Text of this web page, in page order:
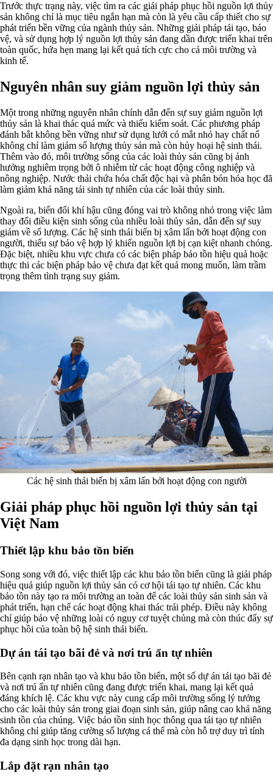
Trước thực trạng này, việc tìm ra các giải pháp phục hồi nguồn lợi thủy
sản không chỉ là mục tiêu ngắn hạn mà còn là yêu cầu cấp thiết cho sự
phát triển bền vững của ngành thủy sản. Những giải pháp tái tạo, bảo
vệ, và sử dụng hợp lý nguồn lợi thủy sản đang dần được triển khai trên
toàn quốc, hứa hẹn mang lại kết quả tích cực cho cả môi trường và
kinh tế.
Nguyên nhân suy giảm nguồn lợi thủy sản
Một trong những nguyên nhân chính dẫn đến sự suy giảm nguồn lợi
thủy sản là khai thác quá mức và thiếu kiểm soát. Các phương pháp
đánh bắt không bền vững như sử dụng lưới có mắt nhỏ hay chất nổ
không chỉ làm giảm số lượng thủy sản mà còn hủy hoại hệ sinh thái.
Thêm vào đó, môi trường sống của các loài thủy sản cũng bị ảnh
hưởng nghiêm trọng bởi ô nhiễm từ các hoạt động công nghiệp và
nông nghiệp. Nước thải chứa hóa chất độc hại và phân bón hóa học đã
làm giảm khả năng tái sinh tự nhiên của các loài thủy sinh.
Ngoài ra, biến đổi khí hậu cũng đóng vai trò không nhỏ trong việc làm
thay đổi điều kiện sinh sống của nhiều loài thủy sản, dẫn đến sự suy
giảm về số lượng. Các hệ sinh thái biển bị xâm lấn bởi hoạt động con
người, thiếu sự bảo vệ hợp lý khiến nguồn lợi bị cạn kiệt nhanh chóng.
Đặc biệt, nhiều khu vực chưa có các biện pháp bảo tồn hiệu quả hoặc
thực thi các biện pháp bảo vệ chưa đạt kết quả mong muốn, làm trầm
trọng thêm tình trạng suy giảm.
Các hệ sinh thái biển bị xâm lấn bởi hoạt động con người
Giải pháp phục hồi nguồn lợi thủy sản tại
Việt Nam
Thiết lập khu bảo tồn biển
Song song với đó, việc thiết lập các khu bảo tồn biển cũng là giải pháp
hiệu quả giúp nguồn lợi thủy sản có cơ hội tái tạo tự nhiên. Các khu
bảo tồn này tạo ra môi trường an toàn để các loài thủy sản sinh sản và
phát triển, hạn chế các hoạt động khai thác trái phép. Điều này không
chỉ giúp bảo vệ những loài có nguy cơ tuyệt chủng mà còn thúc đẩy sự
phục hồi của toàn bộ hệ sinh thái biển.
Dự án tái tạo bãi đẻ và nơi trú ẩn tự nhiên
Bên cạnh rạn nhân tạo và khu bảo tồn biển, một số dự án tái tạo bãi đẻ
và nơi trú ẩn tự nhiên cũng đang được triển khai, mang lại kết quả
đáng khích lệ. Các khu vực này cung cấp môi trường sống lý tưởng
cho các loài thủy sản trong giai đoạn sinh sản, giúp nâng cao khả năng
sinh tồn của chúng. Việc bảo tồn sinh học thông qua tái tạo tự nhiên
không chỉ giúp tăng cường số lượng cá thể mà còn hỗ trợ duy trì tính
đa dạng sinh học trong dài hạn.
Lắp đặt rạn nhân tạo